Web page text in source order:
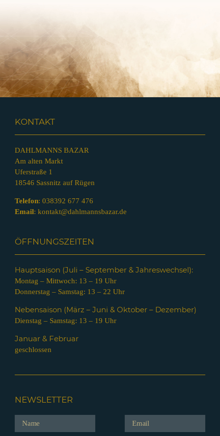
KONTAKT
DAHLMANNS BAZAR
Am alten Markt
Uferstraße 1
18546 Sassnitz auf Rügen
Telefon: 038392 677 476
Email: kontakt@dahlmannsbazar.de
ÖFFNUNGSZEITEN
Hauptsaison (Juli – September & Jahreswechsel):
Montag – Mittwoch: 13 – 19 Uhr
Donnerstag – Samstag: 13 – 22 Uhr
Nebensaison (März – Juni & Oktober – Dezember)
Dienstag – Samstag: 13 – 19 Uhr
Januar & Februar
geschlossen
NEWSLETTER